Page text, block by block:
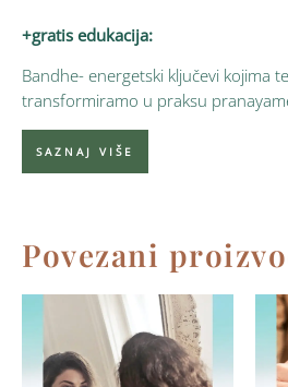
+gratis edukacija:
Bandhe- energetski ključevi kojima
transformiramo u praksu
SAZNAJ VIŠE
Povezani